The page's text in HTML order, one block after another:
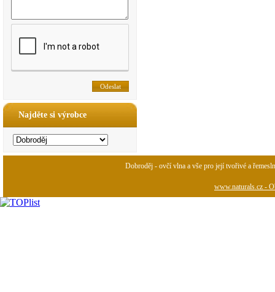
Najděte si výrobce
Dobroděj - ovčí vlna a vše pro její tvořivé a
www.naturals.cz -